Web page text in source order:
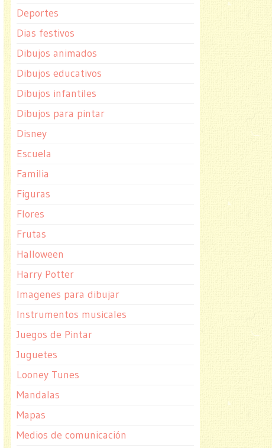
Deportes
Dias festivos
Dibujos animados
Dibujos educativos
Dibujos infantiles
Dibujos para pintar
Disney
Escuela
Familia
Figuras
Flores
Frutas
Halloween
Harry Potter
Imagenes para dibujar
Instrumentos musicales
Juegos de Pintar
Juguetes
Looney Tunes
Mandalas
Mapas
Medios de comunicación